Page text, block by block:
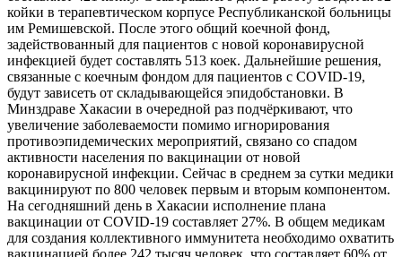
койки в терапевтическом корпусе Республиканской больницы
им Ремишевской. После этого общий коечной фонд,
задействованный для пациентов с новой коронавирусной
инфекцией будет составлять 513 коек. Дальнейшие решения,
связанные с коечным фондом для пациентов с COVID-19,
будут зависеть от складывающейся эпидобстановки. В
Минздраве Хакасии в очередной раз подчёркивают, что
увеличение заболеваемости помимо игнорирования
противоэпидемических мероприятий, связано со спадом
активности населения по вакцинации от новой
коронавирусной инфекции. Сейчас в среднем за сутки медики
вакцинируют по 800 человек первым и вторым компонентом.
На сегодняшний день в Хакасии исполнение плана
вакцинации от COVID-19 составляет 27%. В общем медикам
для создания коллективного иммунитета необходимо охватить
вакцинацией более 242 тысяч человек, что составляет 60% от